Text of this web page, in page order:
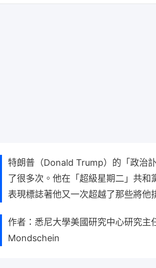
特朗普（Donald Trump）的「政治
了很多次。他在「超級星期二」共和
表現標誌著他又一次超越了那些將他
作者：悉尼大學美國研究中心研究主
Mondschein